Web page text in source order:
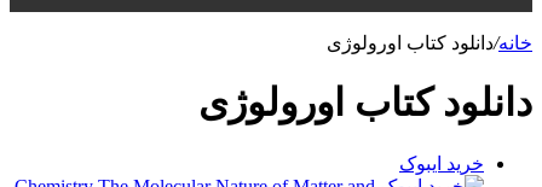
خانه/دانلود کتاب اورولوژی
دانلود کتاب اورولوژی
خرید ایبوک